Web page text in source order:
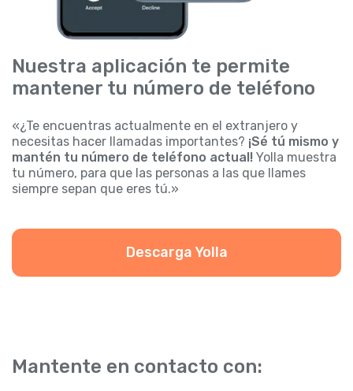
Nuestra aplicación te permite
mantener tu número de teléfono
«¿Te encuentras actualmente en el extranjero y
necesitas hacer llamadas importantes? ¡Sé tú mismo y
mantén tu número de teléfono actual! Yolla muestra
tu número, para que las personas a las que llames
siempre sepan que eres tú.»
Descarga Yolla
Mantente en contacto con: